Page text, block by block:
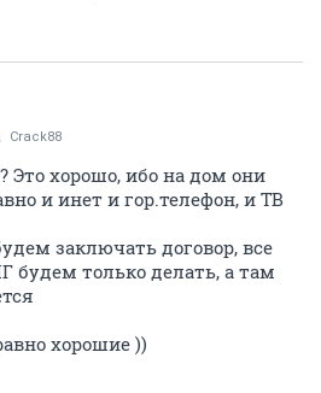
Crack88
Это хорошо, ибо на дом они
и инет и гор.телефон, и ТВ
заключать договор, все
будем только делать, а там
хорошие ))